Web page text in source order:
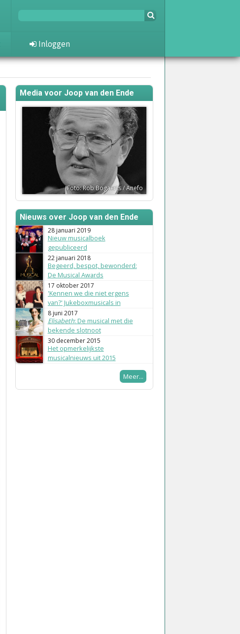
Inloggen
Media voor Joop van den Ende
Foto: Rob Bogaerts / Anefo
Nieuws over Joop van den Ende
28 januari 2019
Nieuw musicalboek
gepubliceerd
22 januari 2018
Begeerd, bespot, bewonderd:
De Musical Awards
17 oktober 2017
'Kennen we die niet ergens
van?' Jukeboxmusicals in
Nederland
8 juni 2017
Elisabeth: De musical met die
bekende slotnoot
30 december 2015
Het opmerkelijkste
musicalnieuws uit 2015
Meer...